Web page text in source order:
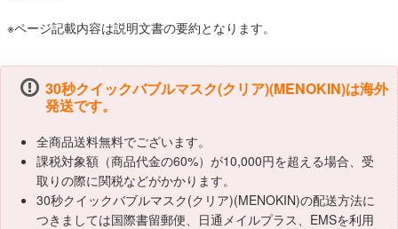
※ページ記載内容は説明文書の要約となります。
30秒クイックバブルマスク(クリア)(MENOKIN)は海外
発送です。
全商品送料無料でございます。
課税対象額（商品代金の60%）が10,000円を超える場合、受
取りの際に関税などがかかります。
30秒クイックバブルマスク(クリア)(MENOKIN)の配送方法に
つきましては国際書留郵便、日通メイルプラス、EMSを利用